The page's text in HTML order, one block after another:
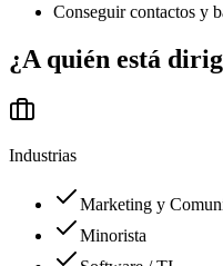
Conseguir contactos y
¿A quién está
Industrias
Marketing y
Minorista